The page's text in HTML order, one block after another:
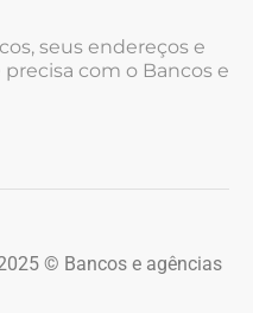
seus endereços e
com o Bancos e
© Bancos e agências